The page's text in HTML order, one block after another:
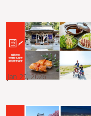
Jan 29, 2026